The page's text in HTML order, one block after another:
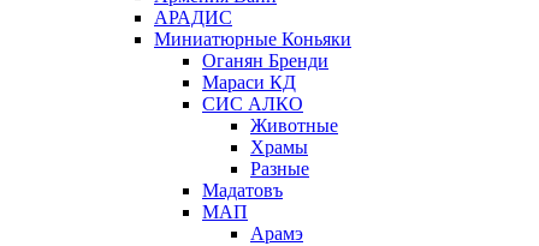
АРАДИС
Миниатюрные Коньяки
Оганян Бренди
Мараси КД
СИС АЛКО
Животные
Храмы
Разные
Мадатовъ
МАП
Арамэ